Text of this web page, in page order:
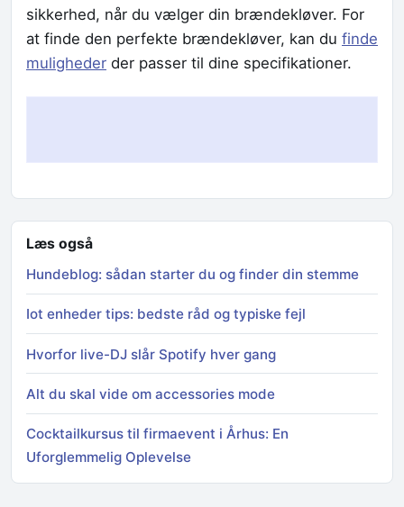
sikkerhed, når du vælger din brændekløver. For
at finde den perfekte brændekløver, kan du finde
muligheder der passer til dine specifikationer.
Læs også
Hundeblog: sådan starter du og finder din stemme
Iot enheder tips: bedste råd og typiske fejl
Hvorfor live-DJ slår Spotify hver gang
Alt du skal vide om accessories mode
Cocktailkursus til firmaevent i Århus: En
Uforglemmelig Oplevelse